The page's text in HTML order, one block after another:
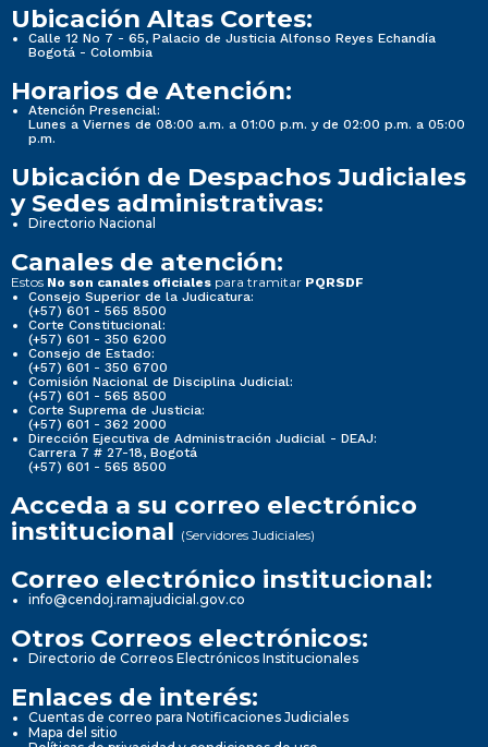
Ubicación Altas Cortes:
Calle 12 No 7 - 65, Palacio de Justicia Alfonso Reyes Echandía
Bogotá - Colombia
Horarios de Atención:
Atención Presencial:
Lunes a Viernes de 08:00 a.m. a 01:00 p.m. y de 02:00 p.m. a 05:00
p.m.
Ubicación de Despachos Judiciales
y Sedes administrativas:
Directorio Nacional
Canales de atención:
Estos No son canales oficiales para tramitar PQRSDF
Consejo Superior de la Judicatura:
(+57) 601 - 565 8500
Corte Constitucional:
(+57) 601 - 350 6200
Consejo de Estado:
(+57) 601 - 350 6700
Comisión Nacional de Disciplina Judicial:
(+57) 601 - 565 8500
Corte Suprema de Justicia:
(+57) 601 - 362 2000
Dirección Ejecutiva de Administración Judicial - DEAJ:
Carrera 7 # 27-18, Bogotá
(+57) 601 - 565 8500
Acceda a su correo electrónico
institucional (Servidores Judiciales)
Correo electrónico institucional:
info@cendoj.ramajudicial.gov.co
Otros Correos electrónicos:
Directorio de Correos Electrónicos Institucionales
Enlaces de interés:
Cuentas de correo para Notificaciones Judiciales
Mapa del sitio